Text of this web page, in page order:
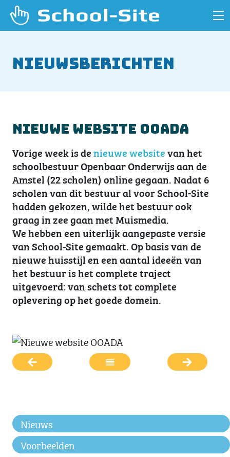
Nieuwsberichten
Nieuwe website OOADA
Vorige week is denieuwe websitevan het
schoolbestuur Openbaar Onderwijs aan de
Amstel (22 scholen) online gegaan. Nadat 6
scholen van dit bestuur al voor School-Site
hadden gekozen, wilde het bestuur ook
graag in zee gaan met Muismedia.
We hebben een uiterlijk aangepaste versie
van School-Site gemaakt. Op basis van de
nieuwe huisstijl en een aantal ideeën van
het bestuur is het complete traject
uitgevoerd: van schets tot complete
oplevering op het goede domein.
Nieuws
Voorbeelden